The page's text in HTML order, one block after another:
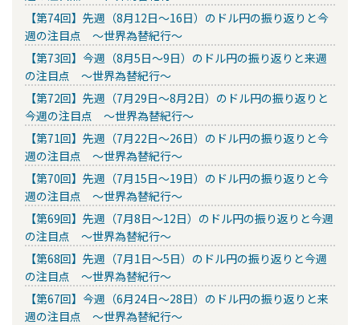
【第74回】先週（8月12日～16日）のドル円の振り返りと今
週の注目点 ～世界為替紀行～
【第73回】今週（8月5日～9日）のドル円の振り返りと来週
の注目点 ～世界為替紀行～
【第72回】先週（7月29日～8月2日）のドル円の振り返りと
今週の注目点 ～世界為替紀行～
【第71回】先週（7月22日～26日）のドル円の振り返りと今
週の注目点 ～世界為替紀行～
【第70回】先週（7月15日～19日）のドル円の振り返りと今
週の注目点 ～世界為替紀行～
【第69回】先週（7月8日～12日）のドル円の振り返りと今週
の注目点 ～世界為替紀行～
【第68回】先週（7月1日～5日）のドル円の振り返りと今週
の注目点 ～世界為替紀行～
【第67回】今週（6月24日～28日）のドル円の振り返りと来
週の注目点 ～世界為替紀行～